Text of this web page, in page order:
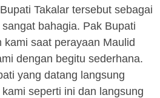
Takalar tersebut sebagai
bahagia. Pak Bupati
kami saat perayaan Maulid
dengan begitu sederhana.
yang datang langsung
seperti ini dan langsung